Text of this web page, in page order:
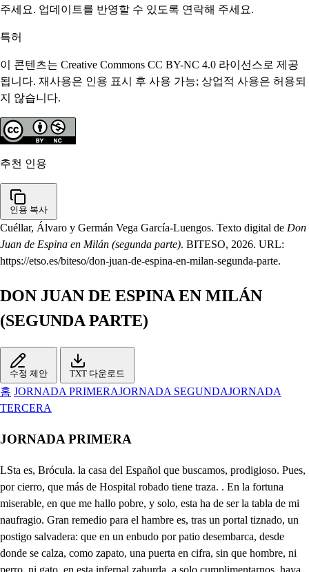
주세요. 업데이트를 반영할 수 있도록 연락해 주세요.
특허
이 콘텐츠는 Creative Commons CC BY-NC 4.0 라이선스로 제공
됩니다. 재사용은 인용 표시 후 사용 가능; 상업적 사용은 허용되
지 않습니다.
추천 인용
인용 복사
Cuéllar, Álvaro y Germán Vega García-Luengos. Texto digital de Don
Juan de Espina en Milán (segunda parte). BITESO, 2026. URL:
https://etso.es/biteso/don-juan-de-espina-en-milan-segunda-parte.
DON JUAN DE ESPINA EN MILÁN
(SEGUNDA PARTE)
수정 제안 TXT 다운로드
홈 JORNADA PRIMERAJORNADA SEGUNDAJORNADA
TERCERA
JORNADA PRIMERA
LSta es, Brócula. la casa del Español que buscamos, prodigioso. Pues, por cierro, que más de Hospital robado tiene traza. . En la fortuna miserable, en que me hallo pobre, y solo, esta ha de ser la tabla de mi naufragio. Gran remedio para el hambre es, tras un portal tiznado, un postigo salvadera: que en un enbudo por patio desembarca, desde donde se calza, como zapato, una puerta en cifra, sin que hombre, ni perro, ni gato, en esta infernal zahurda, a solo cumplimentarnos, haya sacado el hocico. Si es la tabla del fracaso, que pintas, estar, señor, del todo desesperado de tu suerte, y de ver, que ni comemos, ni cenamos, y le vienes a encargar tus dependencias al diablo; yo con ese Caballero, ha días que no me trato; y me puedes dar licencia. Qué durísimo embarazo es intentar en un necio verter sus juicios un sabio! pero pues no es el menor de mis ultimos trabajos, haber de lidiar contigo. Sabe, que donde re traigo es en casa de Don Juan de Espina, ese celebrado mi lagro de Europa, a quien; por ser de ciencias un pasmo, llaman el decto Español en Milán, sin que a buscario desdenes de mi fortuna. de mi suerte desengaños, de Margarita desprecios, de mis parientes agravios, me fuercen; que ellos no tienen culpa de ser desgraciado yo, si no es dando intereses, anhelos, ansias, cuidados al olvido, emplear mi vida en los ultimos descansos de las ciencias en su estudio, poniendo gusto, conato, y felicidad, ya que debo tan poco a mis hados. Con que esto en suma es venir a meternos Ermitaños. Es a que oigas, veas, y calles; llama a esa puerta. El borracho, que tal hiciera. Qué temes? Que me abra algún ahorcado, algún alma condenada, alguna bruja, algún trasgo, a otra alimaña que dé paras arriba, de espanto conmigo; pues en Milán tienen a este hombre por Mago, como sabes. Y no hay Magia, sin todo aquese aparato de miedos, que finge el Vulgo? Quita, verás como llamo yo: ha de casa. Quién inquieta mi sosiego? Quién buscando viene vuestra heroica fama, docto Español. Con los brazos os reciba, aunque os ignore, que basta para estimaros, ver, que la fama busquéis de un sujeto despreciado; que hombre, que sin reparar en el mundo, y en su fausto, busca fama en un retiro, goza espíritu bizarro. Quién sois, y qué me queréis? Hola, yo estaba borracho sin duda, está no es fantasma, cara tiene de Cristiano. Quién soy os dirá mi voz, ya que no puede el ornato, que se debe a mi nobleza, por haber nacido escaso de bienes de la fortuna, Yo soy del linaje claro de los Esforcias, mi nombre es Don César. Este Estado de Milán, que es de mi prima Margárita, está hoy mandando Arnesto Esforcia, mi tío, enemigo, mas que hermano, de mi padre; pues sabiendo, que en un mismo grado estamos yo, y Filiberto su hijo, para pretender la mano de Margárita, y con ella el Dominio soberano de Milán, en confianza de haber la suerte, al contrarro que a nosotros, de riquezas, y de fortuna colmado, su ambición, en perseguirnos, abatirnos, y ultrajarnos se ha empleado, con tan ciego resón, con tan inhumano odio, que después de haber esta rama destroncado con la muerte de mi padre, pretende arrancar del árbol en mí el postrero pimpollo, infeliz, y desmedrado. Su poder, su tiranía, y autoridad, han logrado, que todos de parte de él (al que más puede adulando me hayan hecho de sus iras objeto, de sus agravios norte, azar de sus contentos, de sus gustos embarazo; y en fin, tropiezo fatal de la nobleza, y del vario vulgo, mosa trreverente. Pero por qué culpo, cuando me desatienden los propiios, que me injurién los extraños? Aún el pecho femenil de Margárita, arrastrado del comon ejemplo, en vez de ser compasivo, y blando, como lo mostro al principio, que me vio menospreciado, se ha transformado de suerte, que la entrada en su Palacio me ha coartado; y si tal vez en su presencia, de paso, me pongo, por no poner los dulces amables rayos de sus ojos en mi pobre persona, mira a otro lado. Yo, dlome sin honor, sin esperanza, ni aplauso, y desengañado, al fin, darles de mano pret a la codicia, al ar y quitarles el trabajo me, cuando vean, de al que me escondo, que me aparto, contento con la fortuna, ro de mí me labro. que Darme quiero a los estudios, que profesas, penetrando los escondidos misterios a los hombres reservados de la gran naturaleza, en cuyo oculto teatro halle otro mundo, mejor que el que tan mal me ha pagado. Tu discípulo he de ser, sabio Don Juan, y aunque me hallo sin caudal para pagarte, cuando el corazón te traigo, y una amistan verdadera de mi pecho, resignado al justo agradecimiento de lo que te deba, es llano, que ni hay tesoro mayor, ni premio, que valga tanto. Atento os he estado oyendo, y cuanto es dado al engaño el corazón de los hombres, en vos he estado notando, pues miente contra su dueño cauteloso, y temerario. Él a vos os persuade, y vos a mí, que el dejaros de pretensiones, y amores, de desvelos, y cuidados, es amor a la virtud de la ciencia, y que ha llegado del desengaño la luz de vuestro error a alumbraros; y es tan al revés, que no es, sino aquel desesperado impulso, que al ver frustrada una idea, barajando los pensamientos, los hace, en virtud de su desmayo, abándonar sus intentos, no porque le sean más gratos los más fáciles, si no es porque no pudo lograrlos, siendo más dificultosos; y esta no la llama el Sabio elección, si no es despecho de un corazón indignado. Si os dieran en paz tranquila riquezas, con que mostraros, de Margarira a los ojos, muy galán, muy adornado, posible es que no admitierais este bien? . En ese caso no sé qué hiciera. . Admitirlas, Don César, a veinte manos. Y si después consiguierais, a pesar de los contrarios, veros sentado en el Trono? Tardara en hacerlos cuartos un momento. . Quizá fuera mi obrar, según mi heredado esplendor. . . Aún no lo veis, y ya os estáis con emplando dichoso? Y si coronara de Margarita la mano estos bienes? . Hu Don Juan! que es ese tan sublimado gozo, tan gigante dicha, que no es posible que el labio explique lo que causara en mi vida ese milagro. A todos me resistiera, amigo; pero no alcanzo a ese impulso. En cuanto a eso, tiesos los dos como un ajo. Pues veis, Don César, la prueba, cuan claramente he sacado, de que es el vuestro un arrojo mal discurrido, y no un sano deseo de inquirir ciencias? Volveos, y conformaos con vuestra suerte; mirad bien, que para retrataros, y arrepentiros después, mejor es no comenzarlo. Yo nací en España, en donde desde mis primeros años estudié la Majia Blanca, que es un último, y un alto conocimiento, en extremo, de los secretos más raros de la gran Pilosopiía, udes penetrando la intrinsecas de las cosas s, donde hallamos ex así os, que cada día vemos, y experimentamos. Y aún por eso la llamó Plotino esclava, que al lado ve de la naturaleza sus efectos estudiando, y sus hechos inquiriendo; y una vez que de su mano la tiene, obra los portentos, que consiguió Alberto Magno; haciendo hmiblar la cabeza, que había de hierbas formado; Architas, con las palomas, que iban los aires cortando, siendo de madera, el fuego fingido, el mar imitado, el aire solido, el día nocturno, el monte volando: De Rogerio, a quien la Italia venero, no ha siglos tantos. Todo esto lo ejecutaba yo, sin haber deslizado de la Magia natural el abominable trato de superstición, perstigio, nigromancia, ni encanto, pues esa es la Magia Negra, cuyo estudio esta vedado. Muchos estudiar quisieron conmigo, viendo los raros efectos de mis fatigas, y los exquisitos casos, que en la Corte se encontraban; y aún el Gran Felipe, Hispaño Monarca, gusto de ver de mis invenciones algo, hasta que de una quedo satisfecho, y asombrado: y a nadie quise enseñar, porque es un gastar en vano la preciosidad de tiempo, y entaquecer a un ingrato. Con que no habiendo podido nadie en mi Patria lograrlo, ved quien puede pretenderlo en la ajena? . Quién postrado os lo suplica, y con quien no se entienden los villanos fueros de la ingratitud, pues en noble pecho hidalgo, queda a ganancia cualquiera beneficio vinculado. Con que a que no se os olvide la fineza de enseñaros os atrevéis? . Y lo juro a los Cielos Soberanos. Y que si os vierais en puesto generoso, y elevado, premiaráis mi buena ley? En oro, en bronce, y en marmo! hiciera esculpir el nombre de quien el ser me había dado. Ved, que de la obligación al olvido, hay poco espacio. También agradecimientos hubo, que se eternizarán. Qué va, que nuestra por fía, a un suceso extraordinario, y jamás visto en el mundo, da ocasión? . Cómo? Logrando, que os enseñe: Ea, Don César, ved cuando tengo de daros la primera lección. . Ahora. Mi amo es de golpe, y porrazo. Ahora? no veis, que las once son, y es hora de que vamos mas a comer, que a estudiar? Es tal el ansia que traigo de tu doctrina, que como no pusieses tú el reparo de mi molestía; un instante no perdiera. . . Pues en algo os tengo de complacer: Ah Juanere. Señor Amo. Dile al Ama, que no saque la comida por un rato, hasta que yo se la pida. Vos, amigo, retiraos hacia allí; y vos aquel libro me alcanzad. Si va de espacio, a escoger la fruta voy, y traer la nieve. Har regalo más endemoniado, que cuando están refunfuñando las tripas de hambre, intentar desvanecerse los cascos. Yo lograré mi intención: . este es Hérmete, el más claro, y el más docto Author, que tiene la Magía: pero llamaron? . Sí. . . Cuidado desde aquí, . yo veré quien es. otro asno como mi amo será, que en lugar de leer un plato, vendrá a manducarse un libro. Este pliego trae un Soldado de Guardía de Arnesto Esforcia. De mi tío? desde cuando se acuerda de mí? licencia me dad. . . Leed. Qué aspectazo tiene el Mago propiamente de coroza de a diez palmos! Apenas mi dicha creo! Qué es eso? . Que ya los hados me empiezan a ser propicios. Arnesto, con agasajo, que nunca de él esperé, me escribe apacible, y blanoo, que ahora en Palacio me espera. Ya veis cuanto deseado habre esta ocasión, y así, dadme licencia. Aguardaos: con que aprender no queréis desde hoy? . Cómo no, volando vuelvo a veros; y si es que mereciera interesaros en mi dicha, y consig